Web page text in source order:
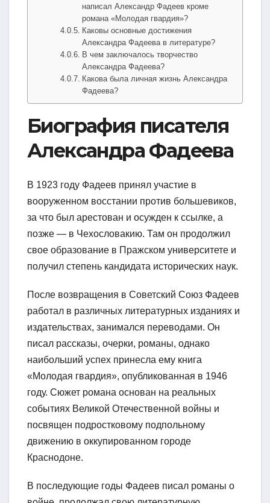
написал Александр Фадеев кроме
романа «Молодая гвардия»?
Каковы основные достижения
Александра Фадеева в литературе?
В чем заключалось творчество
Александра Фадеева?
Какова была личная жизнь Александра
Фадеева?
Биография писателя
Александра Фадеева
В 1923 году Фадеев принял участие в
вооруженном восстании против большевиков,
за что был арестован и осужден к ссылке, а
позже — в Чехословакию. Там он продолжил
свое образование в Пражском университете и
получил степень кандидата исторических наук.
После возвращения в Советский Союз Фадеев
работал в различных литературных изданиях и
издательствах, занимался переводами. Он
писал рассказы, очерки, романы, однако
наибольший успех принесла ему книга
«Молодая гвардия», опубликованная в 1946
году. Сюжет романа основан на реальных
событиях Великой Отечественной войны и
посвящен подростковому подпольному
движению в оккупированном городе
Краснодоне.
В последующие годы Фадеев писал романы о